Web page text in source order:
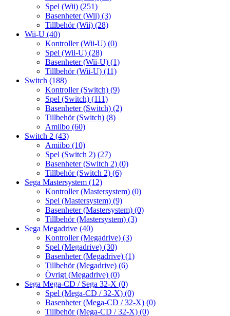
Spel (Wii) (251)
Basenheter (Wii) (3)
Tillbehör (Wii) (28)
Wii-U (40)
Kontroller (Wii-U) (0)
Spel (Wii-U) (28)
Basenheter (Wii-U) (1)
Tillbehör (Wii-U) (11)
Switch (188)
Kontroller (Switch) (9)
Spel (Switch) (111)
Basenheter (Switch) (2)
Tillbehör (Switch) (8)
Amiibo (60)
Switch 2 (43)
Amiibo (10)
Spel (Switch 2) (27)
Basenheter (Switch 2) (0)
Tillbehör (Switch 2) (6)
Sega Mastersystem (12)
Kontroller (Mastersystem) (0)
Spel (Mastersystem) (9)
Basenheter (Mastersystem) (0)
Tillbehör (Mastersystem) (3)
Sega Megadrive (40)
Kontroller (Megadrive) (3)
Spel (Megadrive) (30)
Basenheter (Megadrive) (1)
Tillbehör (Megadrive) (6)
Övrigt (Megadrive) (0)
Sega Mega-CD / Sega 32-X (0)
Spel (Mega-CD / 32-X) (0)
Basenheter (Mega-CD / 32-X) (0)
Tillbehör (Mega-CD / 32-X) (0)